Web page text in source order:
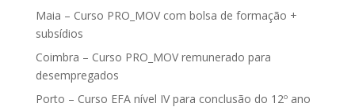
Maia – Curso PRO_MOV com bolsa de formação +
subsídios
Coimbra – Curso PRO_MOV remunerado para
desempregados
Porto – Curso EFA nível IV para conclusão do 12º ano